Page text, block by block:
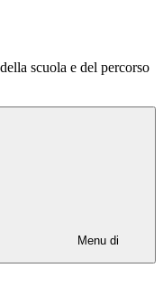
scuola e del percorso
Menu di